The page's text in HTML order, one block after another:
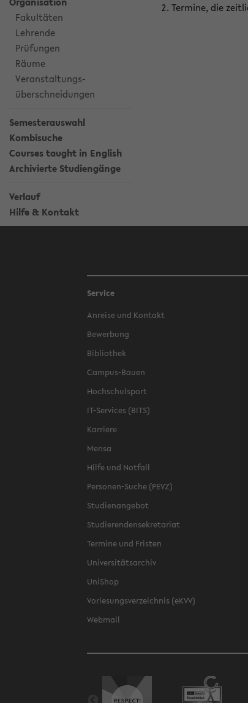
Fakultäten
Lehrende
Prüfungen
Räume
Veranstaltungs-
überschneidungen
Semesterauswahl
Kombisuche
Courses taught in English
Archivierte Studiengänge
Verlauf
Hilfe & Kontakt
Termine, die
Service
Anreise und Kontakt
Bewerbung
Bibliothek
Campus-Bauen
Hochschulsport
IT-Services (BITS)
Karriere
Mensa
Hilfe und Notfall
Personen-Suche (PEVZ)
Studienangebot
Studierendensekretariat
Termine und Fristen
Universitätsarchiv
UniShop
Vorlesungsverzeichnis (eKVV)
Webmail